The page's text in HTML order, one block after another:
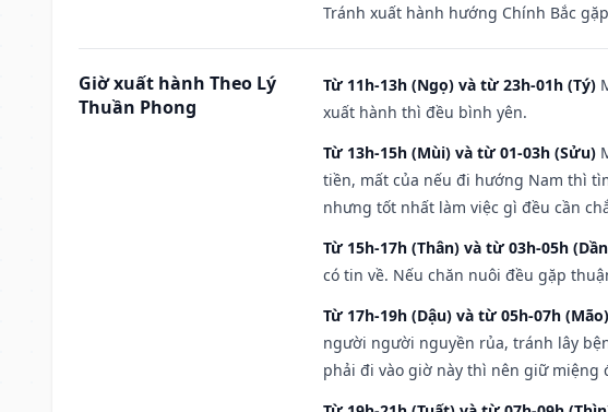
Tránh xuất hành hướng Chính Bắc
Giờ xuất hành Theo Lý
Thuần Phong
Từ 11h-13h (Ngọ) và từ 23h-01h (Tý)
xuất hành thì đều bình yên.
Từ 13h-15h (Mùi) và từ 01-03h (Sửu)
tiền, mất của nếu đi hướng Nam thì
nhưng tốt nhất làm việc gì đều cần
Từ 15h-17h (Thân) và từ 03h-05h
có tin về. Nếu chăn nuôi đều gặp
Từ 17h-19h (Dậu) và từ 05h-07h (Mão)
người người nguyền rủa, tránh lây
phải đi vào giờ này thì nên giữ miệng